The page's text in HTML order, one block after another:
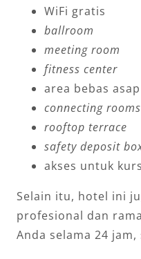
WiFi gratis
ballroom
meeting room
fitness center
area bebas
connecting rooms
rooftop terrace
safety deposit
akses untuk
Selain itu, hotel ini
profesional dan
Anda selama 24